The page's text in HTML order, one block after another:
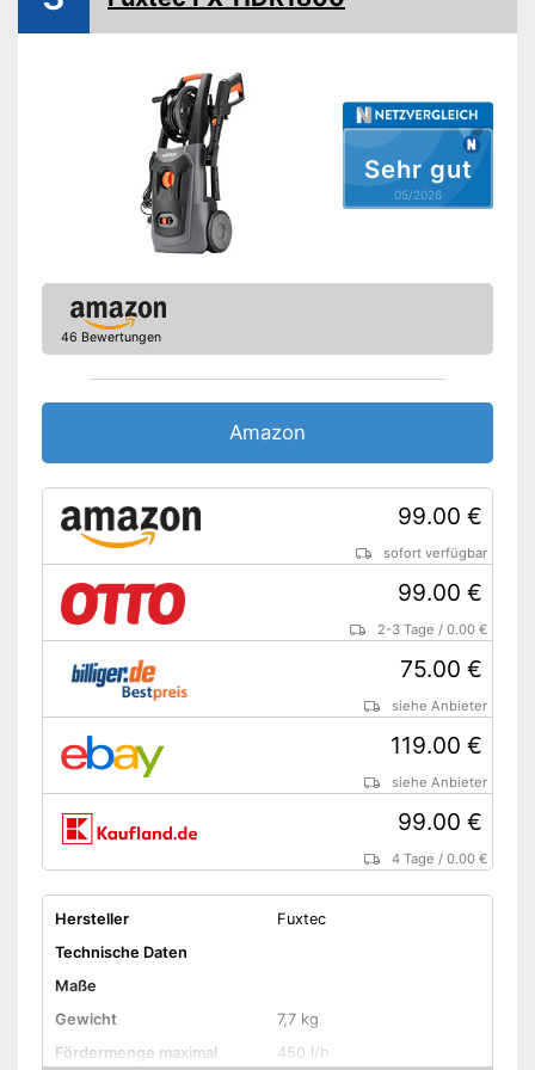
Reinigungsmittel erlaubt
Druck regulierbar
Zubehör im Lieferumfang
Terrassenreiniger
Dreckfräser
Zusätzliche Lanze
Vorteile
Terrassenreinigung ist
Amazon Lieferzeit
Sehr gut
05/2026
46 Bewertungen
Amazon
99.00 €
sofort verfügbar
99.00 €
2-3 Tage /0.00 €
75.00 €
siehe Anbieter
119.00 €
siehe Anbieter
99.00 €
4 Tage /0.00 €
Hersteller
Fuxtec
Technische Daten
Maße
Gewicht
7,7 kg
Fördermenge maximal
450 l/h